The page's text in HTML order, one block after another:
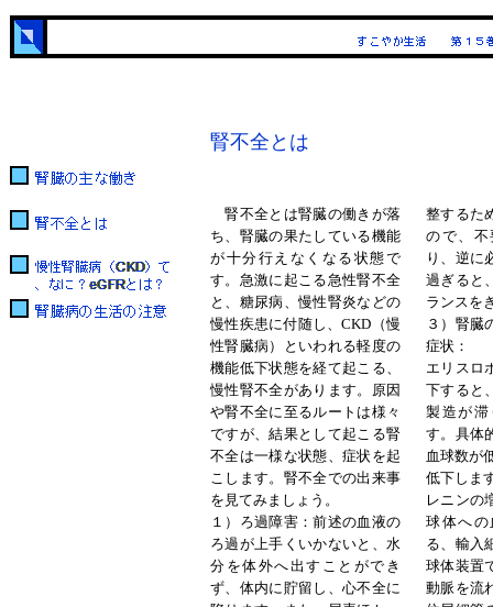
腎不全とは
腎不全とは腎臓の働きが落
ち、腎臓の果たしている機能
が十分行えなくなる状態で
す。急激に起こる急性腎不全
と、糖尿病、慢性腎炎などの
慢性疾患に付随し、CKD （慢
性腎臓病）といわれる軽度の
機能低下状態を経て起こる、
慢性腎不全があります。原因
や腎不全に至るルートは様々
ですが、結果として起こる腎
不全は一様な状態、症状を起
こします。腎不全での出来事
を見てみましょう。
１）ろ過障害 ：前述の血液の
ろ過が上手くいかないと、水
分を体外へ出すことができ
ず、体内に貯留し、心不全に
整するた
ので、
り、逆に
過ぎると
ランスを
３）腎臓
症状 ：
エリスロ
下すると
製造が
す。具体
血球数が
低下しま
レニンの
球体へ
る、輸入
球体装置
動脈を流